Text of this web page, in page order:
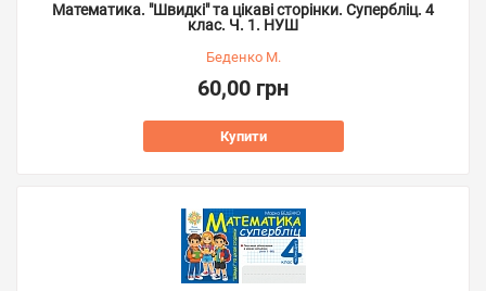
Математика. "Швидкі" та цікаві сторінки. Супербліц. 4
клас. Ч. 1. НУШ
Беденко М.
60,00 грн
Купити